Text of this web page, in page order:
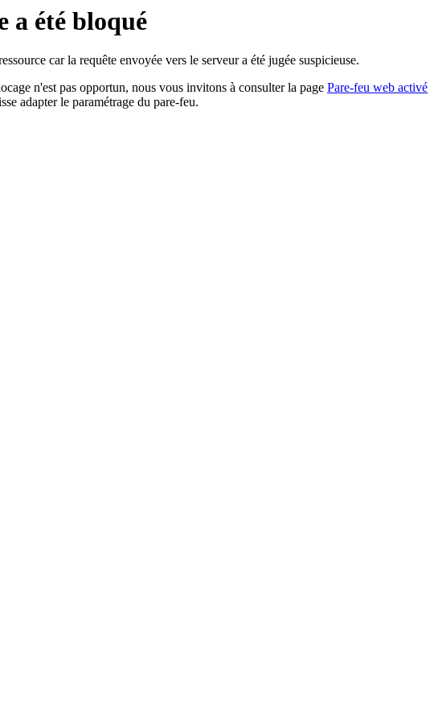
a été bloqué
car la requête envoyée vers le serveur a été jugée suspicieuse.
n'est pas opportun, nous vous invitons à consulter la page Pare-feu web activé
adapter le paramétrage du pare-feu.